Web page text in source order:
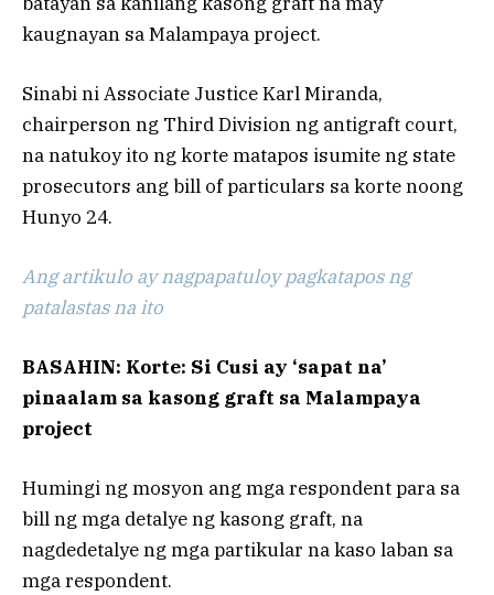
kaugnayan sa Malampaya project.
Sinabi ni Associate Justice Karl Miranda,
chairperson ng Third Division ng antigraft court,
na natukoy ito ng korte matapos isumite ng state
prosecutors ang bill of particulars sa korte noong
Hunyo 24.
Ang artikulo ay nagpapatuloy pagkatapos ng
patalastas na ito
BASAHIN: Korte: Si Cusi ay ‘sapat na’
pinaalam sa kasong graft sa Malampaya
project
Humingi ng mosyon ang mga respondent para sa
bill ng mga detalye ng kasong graft, na
nagdedetalye ng mga partikular na kaso laban sa
mga respondent.